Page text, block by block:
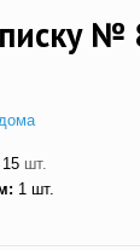
№
15 шт.
1 шт.